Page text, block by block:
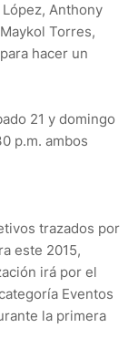
Anthony
Torres,
hacer un
21 y domingo
p.m. ambos
trazados por
este 2015,
irá por el
Eventos
la primera